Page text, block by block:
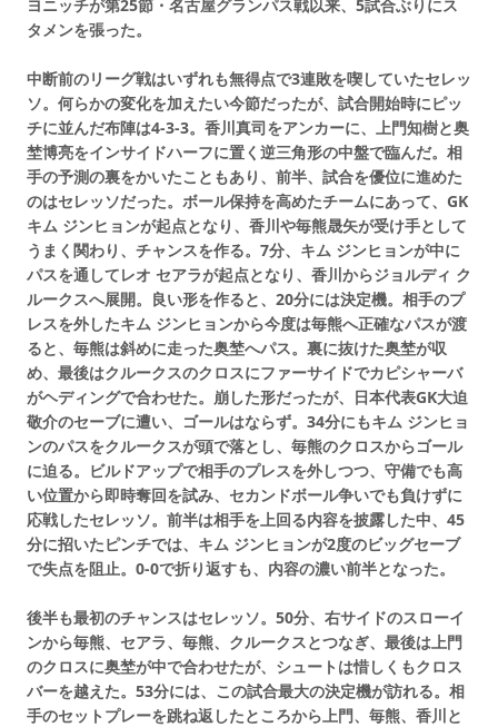
ヨニッチが第25節・名古屋グランパス戦以来、5試合ぶりにス
タメンを張った。
中断前のリーグ戦はいずれも無得点で3連敗を喫していたセレッ
ソ。何らかの変化を加えたい今節だったが、試合開始時にピッ
チに並んだ布陣は4-3-3。香川真司をアンカーに、上門知樹と奥
埜博亮をインサイドハーフに置く逆三角形の中盤で臨んだ。相
手の予測の裏をかいたこともあり、前半、試合を優位に進めた
のはセレッソだった。ボール保持を高めたチームにあって、GK
キム ジンヒョンが起点となり、香川や毎熊晟矢が受け手として
うまく関わり、チャンスを作る。7分、キム ジンヒョンが中に
パスを通してレオ セアラが起点となり、香川からジョルディ ク
ルークスへ展開。良い形を作ると、20分には決定機。相手のプ
レスを外したキム ジンヒョンから今度は毎熊へ正確なパスが渡
ると、毎熊は斜めに走った奥埜へパス。裏に抜けた奥埜が収
め、最後はクルークスのクロスにファーサイドでカピシャーバ
がヘディングで合わせた。崩した形だったが、日本代表GK大迫
敬介のセーブに遭い、ゴールはならず。34分にもキム ジンヒョ
ンのパスをクルークスが頭で落とし、毎熊のクロスからゴール
に迫る。ビルドアップで相手のプレスを外しつつ、守備でも高
い位置から即時奪回を試み、セカンドボール争いでも負けずに
応戦したセレッソ。前半は相手を上回る内容を披露した中、45
分に招いたピンチでは、キム ジンヒョンが2度のビッグセーブ
で失点を阻止。0-0で折り返すも、内容の濃い前半となった。
後半も最初のチャンスはセレッソ。50分、右サイドのスローイ
ンから毎熊、セアラ、毎熊、クルークスとつなぎ、最後は上門
のクロスに奥埜が中で合わせたが、シュートは惜しくもクロス
バーを越えた。53分には、この試合最大の決定機が訪れる。相
手のセットプレーを跳ね返したところから上門、毎熊、香川と